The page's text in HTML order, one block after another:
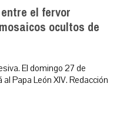
el fervor
ocultos de
El domingo 27 de
Papa León XIV. Redacción